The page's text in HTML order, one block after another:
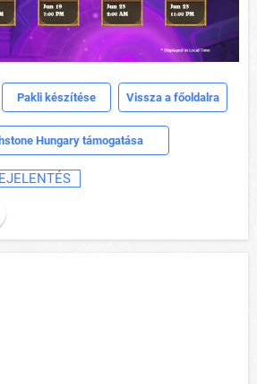
Pakli készítése Vissza a főoldalra
Hungary támogatása